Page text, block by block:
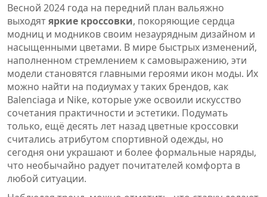
Весной 2024 года на передний план вальяжно
выходятяркие кроссовки, покоряющие сердца
модниц и модников своим незаурядным дизайном и
насыщенными цветами. В мире быстрых изменений,
наполненном стремлением к самовыражению, эти
модели становятся главными героями икон моды. Их
можно найти на подиумах у таких брендов, как
Balenciaga и Nike, которые уже освоили искусство
сочетания практичности и эстетики. Подумать
только, ещё десять лет назад цветные кроссовки
считались атрибутом спортивной одежды, но
сегодня они украшают и более формальные наряды,
что необычайно радует почитателей комфорта в
любой ситуации.